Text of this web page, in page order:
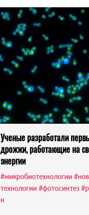
Ученые разработали
дрожжи, работающие на
энергии
#микробиотехнологии
технологии #фотосинтез
н